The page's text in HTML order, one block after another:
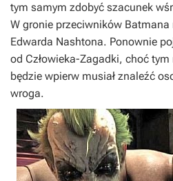
tym samym zdobyć szacunek
W gronie przeciwników
Edwarda Nashtona. Ponownie
od Człowieka-Zagadki, choć
będzie wpierw musiał znaleźć
wroga.